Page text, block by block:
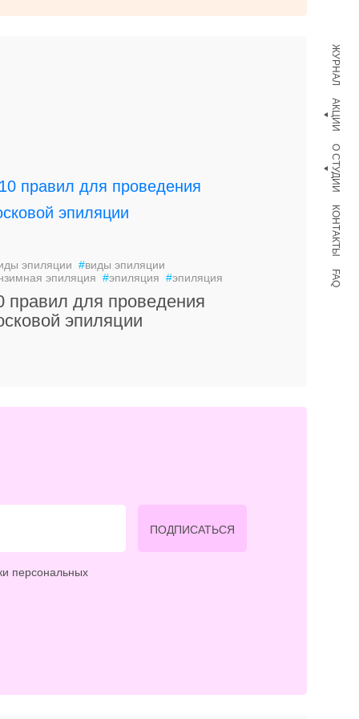
ЖУРНАЛ
АКЦИИ
О СТУДИИ
КОНТАКТЫ
FAQ
эпиляции #виды эпиляции
эпиляция #эпиляция #эпиляция
правил для проведения
эпиляции
персональных
ПОДПИСАТЬСЯ